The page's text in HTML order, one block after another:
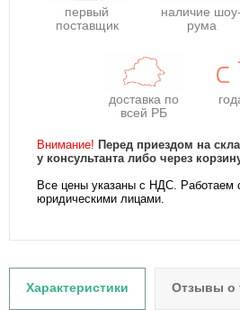
первый
поставщик
наличие шоу-
рума
доставка по
всей РБ
Внимание! Перед приездом на
у консультанта либо через
Все цены указаны с НДС. Работаем
юридическими лицами.
Характеристики Отзывы о